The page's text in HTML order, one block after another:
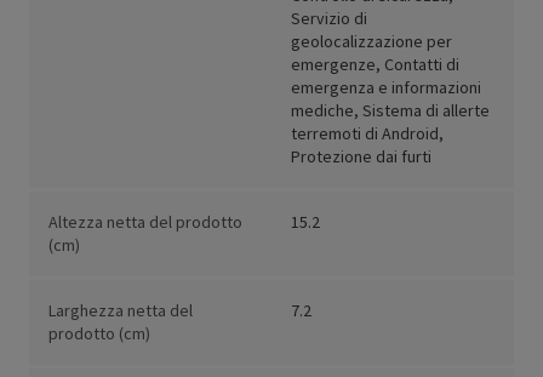
Servizio di
geolocalizzazione per
emergenze, Contatti di
emergenza e informazioni
mediche, Sistema di allerte
terremoti di Android,
Protezione dai furti
Altezza netta del prodotto
(cm)
15.2
Larghezza netta del
prodotto (cm)
7.2